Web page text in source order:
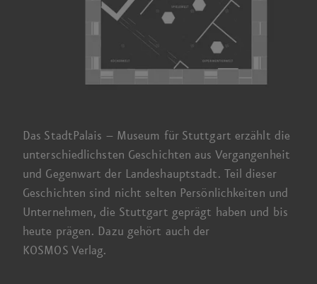
Das StadtPalais –Museum für Stuttgart erzählt die
unter­schiedlichsten Geschichten aus Vergangenheit
und Gegenwart der Landes­haupt­stadt. Teil dieser
Geschichten sind nicht selten Persönlichkeiten und
Unternehmen, die Stuttgart geprägt haben und bis
heute prägen. Dazu gehört auch der
KOSMOS Verlag.